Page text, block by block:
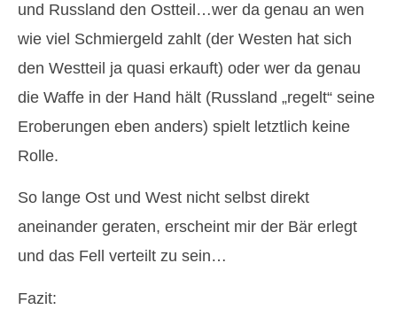
und Russland den Ostteil…wer da genau an wen
wie viel Schmiergeld zahlt (der Westen hat sich
den Westteil ja quasi erkauft) oder wer da genau
die Waffe in der Hand hält (Russland „regelt“ seine
Eroberungen eben anders) spielt letztlich keine
Rolle.
So lange Ost und West nicht selbst direkt
aneinander geraten, erscheint mir der Bär erlegt
und das Fell verteilt zu sein…
Fazit: